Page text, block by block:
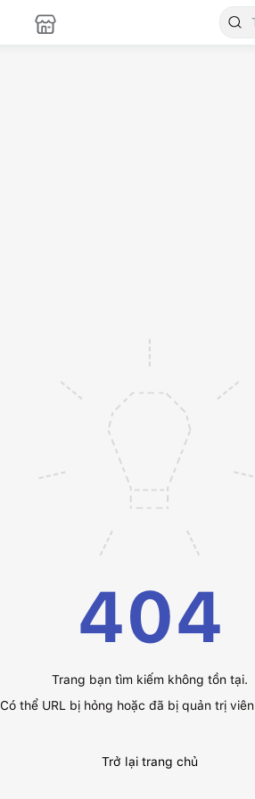
404
Trang bạn tìm kiếm không tồn tại.
Có thể URL bị hỏng hoặc đã bị quản trị
Trở lại trang chủ